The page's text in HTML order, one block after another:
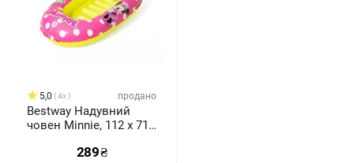
5,0 4x продано
Bestway Надувний
човен Minnie, 112 x 71
289₴